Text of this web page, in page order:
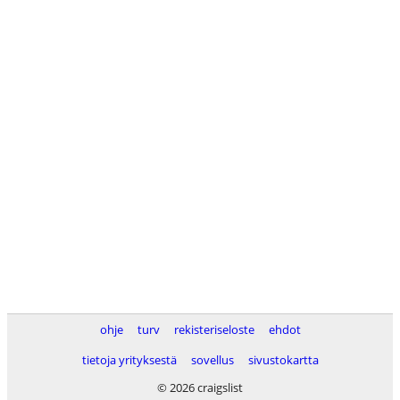
ohje turv rekisteriseloste
ehdot
tietoja yrityksestä
sovellus
sivustokartta
© 2026 craigslist